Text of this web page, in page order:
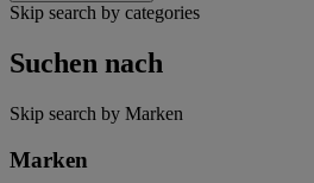
Skip search by categories
Suchen nach
Skip search by Marken
Marken